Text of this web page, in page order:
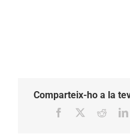
Comparteix-ho a la
Facebook Reddit